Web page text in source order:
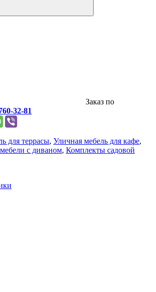
Заказ по
32-81
для террасы, Уличная мебель для кафе,
с диваном, Комплекты садовой